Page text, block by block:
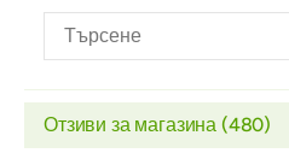
Отзиви за магазина (480)